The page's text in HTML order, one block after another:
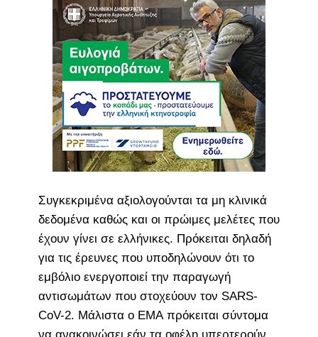
Συγκεκριμένα αξιολογούνται τα μη κλινικά
δεδομένα καθώς και οι πρώιμες μελέτες που
έχουν γίνει σε ελλήνικες. Πρόκειται δηλαδή
για τις έρευνες που υποδηλώνουν ότι το
εμβόλιο ενεργοποιεί την παραγωγή
αντισωμάτων που στοχεύουν τον SARS-
CoV-2. Μάλιστα ο EMA πρόκειται σύντομα